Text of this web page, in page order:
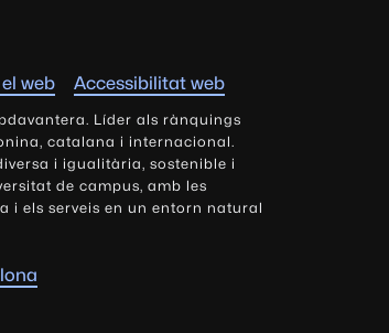
web Accessibilitat web
Líder als rànquings
catalana i internacional.
i igualitària, sostenible i
de campus, amb les
i els serveis en un entorn natural